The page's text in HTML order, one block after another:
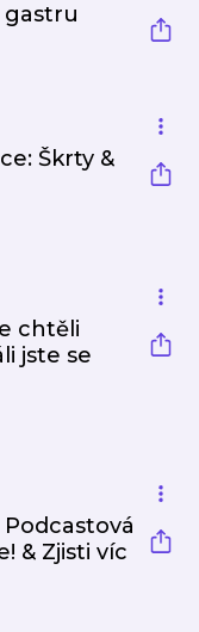
gastru
Škrty &
chtěli
jste se
Podcastová
& Zjisti víc